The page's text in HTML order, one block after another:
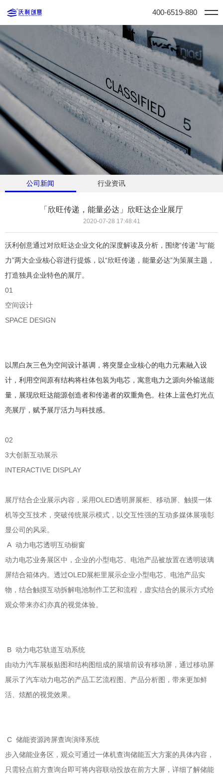
400-6519-880
公司新闻 行业资讯
「欣旺传递，能量必达」欣旺达企业展厅
2020-07-28 17:48:41
沃利创意通过对欣旺达企业文化的深度解读及分析， 围绕“传递”与“能
力”两大企业核心容进行提炼， 以“欣旺传递，能量必达”为策展主题，
打造独具企业特色的展厅。
01
空间设计
SPACE DESIGN
以黑白灰三色为空间设计基调，将突显企业核心的电力元素融入设
计，利用空间原有结构将柱体包装为电芯，寓意电力之源向外输送能
量，展现欣旺达能源创造者和传递者的双重角色。柱体上蓝色灯光点
亮展厅，赋予展厅活力与科技感。
02
3大创新互动展示
INTERACTIVE DISPLAY
展厅结合企业展示内容，采用OLED透明屏展柜、移动屏、触摸一体
机等交互技术，突破传统展示模式，以交互性强的互动多媒体展项彰
显公司的风采。
A 动力电芯透明互动橱窗
动力电芯业务展区中，企业的小型电芯、电池产品被放置在透明玻璃
屏结合箱体内。透过OLED展柜里展示企业小型电芯、电池产品实
物，结合触摸互动拆解电池制作工艺和流程，虚实结合的展示方式给
观众带来亦幻亦真的视觉体验。
B 动力电芯轨道互动系统
由动力汽车展板贴图和结构图组成的展墙前设有移动屏，通过移动屏
展示了汽车动力电芯的产品工艺流程图、产品分析图，带来更加鲜
活、炫酷的视觉效果。
C 储能资源跨屏查询演绎系统
步入储能业务区，观众可通过一体机查询储能五大方案的具体内容，
只需轻点前方查询台即可将内容联动投放在前方大屏，详细了解储能